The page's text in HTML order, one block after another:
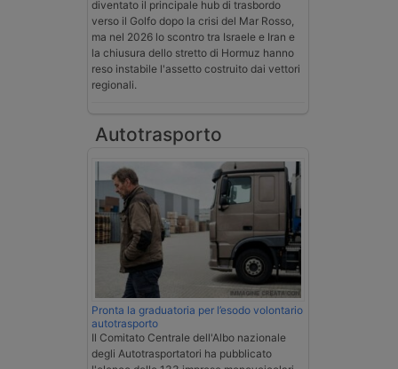
diventato il principale hub di trasbordo
verso il Golfo dopo la crisi del Mar Rosso,
ma nel 2026 lo scontro tra Israele e Iran e
la chiusura dello stretto di Hormuz hanno
reso instabile l'assetto costruito dai vettori
regionali.
Autotrasporto
Pronta la graduatoria per l’esodo volontario
autotrasporto
Il Comitato Centrale dell'Albo nazionale
degli Autotrasportatori ha pubblicato